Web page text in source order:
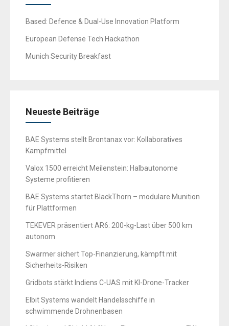
Based: Defence & Dual-Use Innovation Platform
European Defense Tech Hackathon
Munich Security Breakfast
Neueste Beiträge
BAE Systems stellt Brontanax vor: Kollaboratives
Kampfmittel
Valox 1500 erreicht Meilenstein: Halbautonome
Systeme profitieren
BAE Systems startet BlackThorn – modulare Munition
für Plattformen
TEKEVER präsentiert AR6: 200-kg-Last über 500 km
autonom
Swarmer sichert Top-Finanzierung, kämpft mit
Sicherheits-Risiken
Gridbots stärkt Indiens C-UAS mit KI-Drone-Tracker
Elbit Systems wandelt Handelsschiffe in
schwimmende Drohnenbasen